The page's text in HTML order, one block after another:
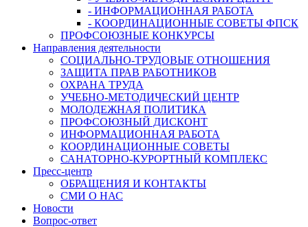
- ИНФОРМАЦИОННАЯ РАБОТА
- КООРДИНАЦИОННЫЕ СОВЕТЫ ФПСК
ПРОФСОЮЗНЫЕ КОНКУРСЫ
Направления деятельности
СОЦИАЛЬНО-ТРУДОВЫЕ ОТНОШЕНИЯ
ЗАЩИТА ПРАВ РАБОТНИКОВ
ОХРАНА ТРУДА
УЧЕБНО-МЕТОДИЧЕСКИЙ ЦЕНТР
МОЛОДЕЖНАЯ ПОЛИТИКА
ПРОФСОЮЗНЫЙ ДИСКОНТ
ИНФОРМАЦИОННАЯ РАБОТА
КООРДИНАЦИОННЫЕ СОВЕТЫ
САНАТОРНО-КУРОРТНЫЙ КОМПЛЕКС
Пресс-центр
ОБРАЩЕНИЯ И КОНТАКТЫ
СМИ О НАС
Новости
Вопрос-ответ